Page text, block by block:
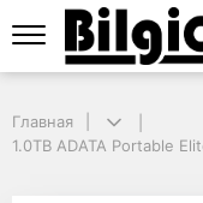
1.0TB ADATA Portable
1.0TB
Главная
1.0TB ADATA Portable